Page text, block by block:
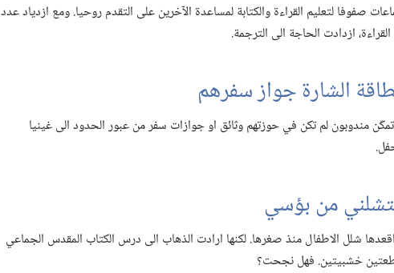
صفوفا لتعليم القراءة والكتابة لمساعدة الآخرين على التقدم روحيا.‏ ومع ازدياد عدد
القراءة،‏ ازدادت الحاجة الى الترجمة.‏
الشارة جواز سفرهم
مندوبون لم تكن في حوزتهم وثائق او جوازات سفر من عبور الحدود الى غينيا
من بؤسي
شلل الاطفال منذ صغرها.‏ لكنها ارادت الذهاب الى درس الكتاب المقدس الجماعي
خشبيتين.‏ فهل نجحت؟‏